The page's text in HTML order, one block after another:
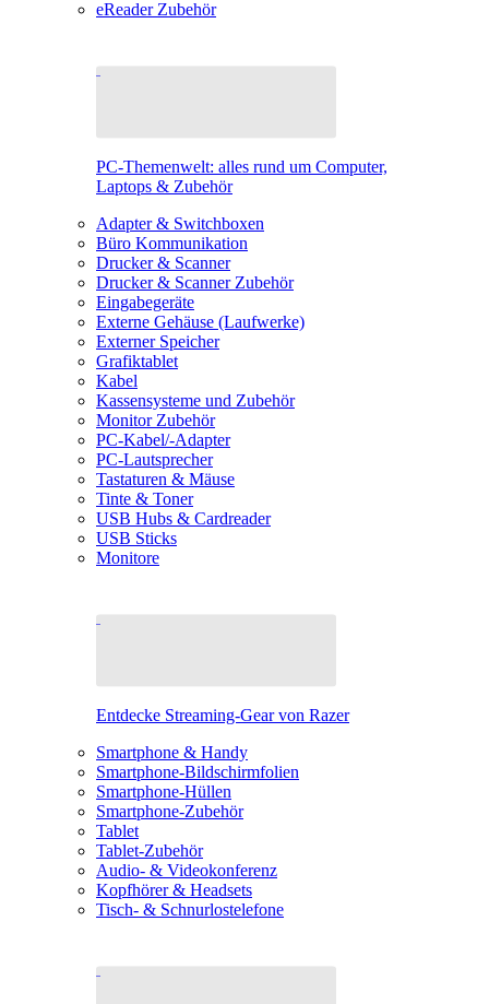
eReader Zubehör
PC-Themenwelt: alles rund um Computer,
Laptops & Zubehör
Adapter & Switchboxen
Büro Kommunikation
Drucker & Scanner
Drucker & Scanner Zubehör
Eingabegeräte
Externe Gehäuse (Laufwerke)
Externer Speicher
Grafiktablet
Kabel
Kassensysteme und Zubehör
Monitor Zubehör
PC-Kabel/-Adapter
PC-Lautsprecher
Tastaturen & Mäuse
Tinte & Toner
USB Hubs & Cardreader
USB Sticks
Monitore
Entdecke Streaming-Gear von Razer
Smartphone & Handy
Smartphone-Bildschirmfolien
Smartphone-Hüllen
Smartphone-Zubehör
Tablet
Tablet-Zubehör
Audio- & Videokonferenz
Kopfhörer & Headsets
Tisch- & Schnurlostelefone